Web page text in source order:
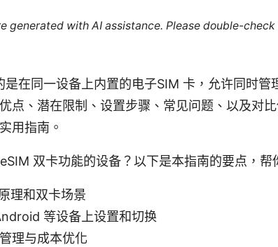
generated with AI assistance. Please double-
是在同一设备上内置的电子SIM 卡，允许同时管
点、潜在限制、设置步骤、常见问题、以及对
用指南。
双卡功能的设备？以下是本指南的要点，帮
理和双卡场景
等设备上设置和切换
理与成本优化